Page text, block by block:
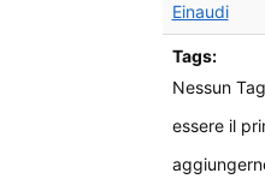
Einaudi
Tags:
Nessun
essere il